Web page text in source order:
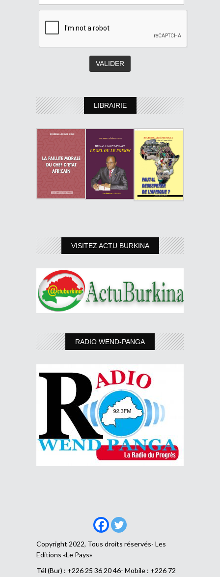
LIBRAIRIE
VISITEZ ACTU BURKINA
RADIO WEND-PANGA
Copyright 2022, Tous droits réservés- Les
Editions «Le Pays»
Tél (Bur) : +226 25 36 20 46- Mobile : +226 72